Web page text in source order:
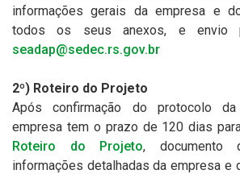
informações gerais da empresa e
todos os seus anexos, e envio
seadap@sedec.rs.gov.br
2º) Roteiro do Projeto
Após confirmação do protocolo da
empresa tem o prazo de 120 dias
Roteiro do Projeto, documento
informações detalhadas da empresa e